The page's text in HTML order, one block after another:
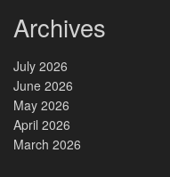
Archives
July 2026
June 2026
May 2026
April 2026
March 2026